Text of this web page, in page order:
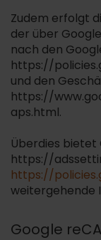
Zudem erfolgt
der über
nach den
https://
und den
https://
aps.html.
Überdies bietet
https://
https://
weitergehende
Google